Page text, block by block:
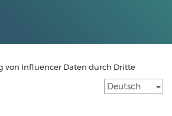
von Influencer Daten durch Dritte